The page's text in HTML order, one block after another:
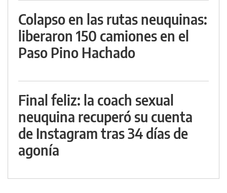
Colapso en las rutas neuquinas:
liberaron 150 camiones en el
Paso Pino Hachado
Final feliz: la coach sexual
neuquina recuperó su cuenta
de Instagram tras 34 días de
agonía